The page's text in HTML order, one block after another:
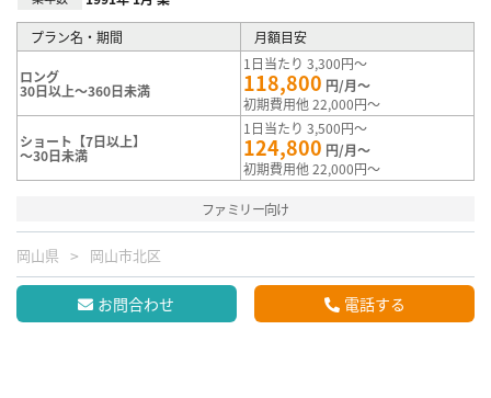
プラン名・期間 月額目安
ロング
30日以上～360日未満
1日当たり 3,300円～
118,800 円/月～
初期費用他 22,000円～
ショート【7日以上】
～30日未満
1日当たり 3,500円～
124,800 円/月～
初期費用他 22,000円～
ファミリー向け
岡山県 岡山市北区
お問合わせ 電話する